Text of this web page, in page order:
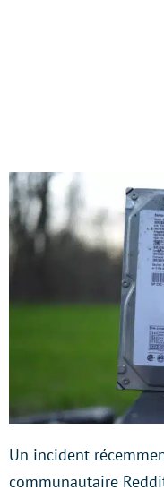
Un incident
communautaire